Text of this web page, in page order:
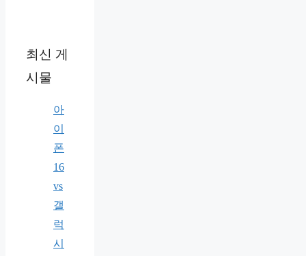
최신 게
시물
아
이
폰
16
vs
갤
럭
시